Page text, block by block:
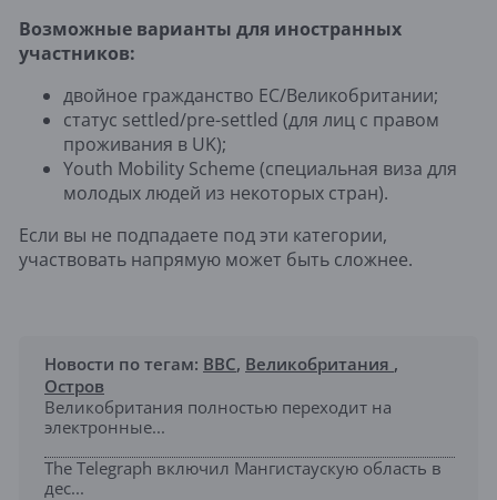
Возможные варианты для иностранных
участников:
двойное гражданство ЕС/Великобритании;
статус settled/pre-settled (для лиц с правом
проживания в UK);
Youth Mobility Scheme (специальная виза для
молодых людей из некоторых стран).
Если вы не подпадаете под эти категории,
участвовать напрямую может быть сложнее.
Новости по тегам: BBC, Великобритания ,
Остров
Великобритания полностью переходит на
электронные...
The Telegraph включил Мангистаускую область в
дес...